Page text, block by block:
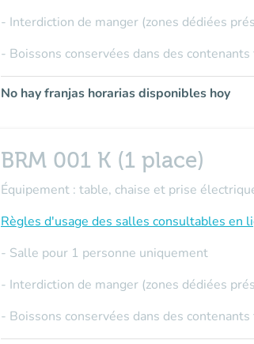
- Interdiction de manger (zones dédiées
- Boissons conservées dans des
No hay franjas horarias disponibles hoy
BRM 001 K (1 place)
Équipement : table, chaise et prise
Règles d'usage des salles consultables en
- Salle pour 1 personne uniquement
- Interdiction de manger (zones dédiées
- Boissons conservées dans des